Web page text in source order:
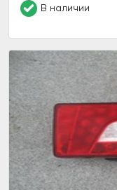
В наличии